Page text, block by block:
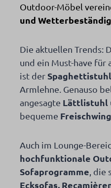
Outdoor-Möbel
und
Die aktuellen Trends:
und ein Must-have
ist der Spaghettistuhl
Armlehne. Genauso
angesagte Lättlistuhl
bequeme
Auch im Lounge-
hochfunktionale
Sofaprogramme ,
Ecksofas,